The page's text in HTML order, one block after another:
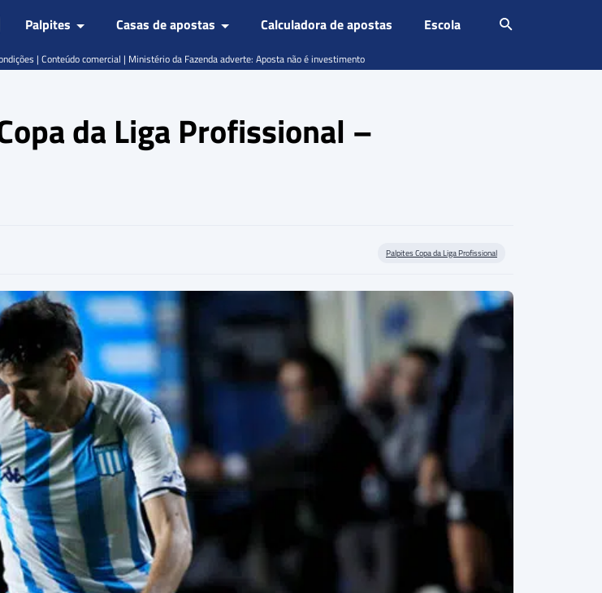
Palpites Casas de apostas Calculadora de apostas Escola
da Liga Profissional –
Palpites Copa da Liga Profissional
| Conteúdo comercial | Ministério da Fazenda adverte: Aposta não é investimento